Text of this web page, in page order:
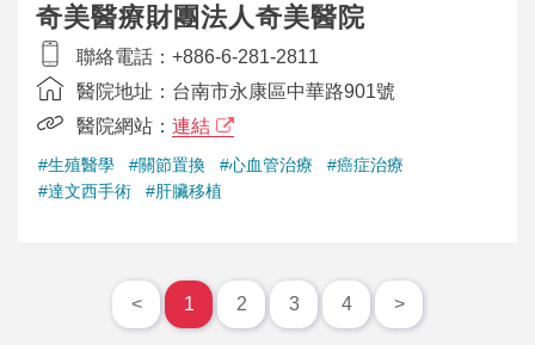
奇美醫療財團法人奇美醫院
聯絡電話： +886-6-281-2811
醫院地址： 台南市永康區中華路901號
醫院網站： 連結
#生殖醫學 #關節置換 #心血管治療
#癌症治療
#達文西手術
#肝臟移植
< 1 2 3 4 >